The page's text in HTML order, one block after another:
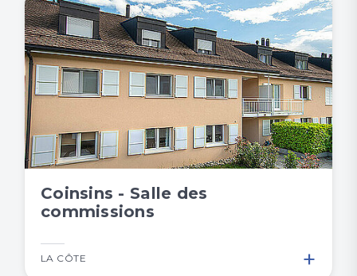
Coinsins - Salle des
commissions
LA CÔTE +